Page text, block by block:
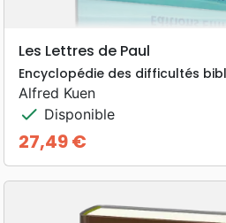
Les Lettres de Paul
Encyclopédie des difficultés
Alfred Kuen
check Disponible
Prix
27,49 €